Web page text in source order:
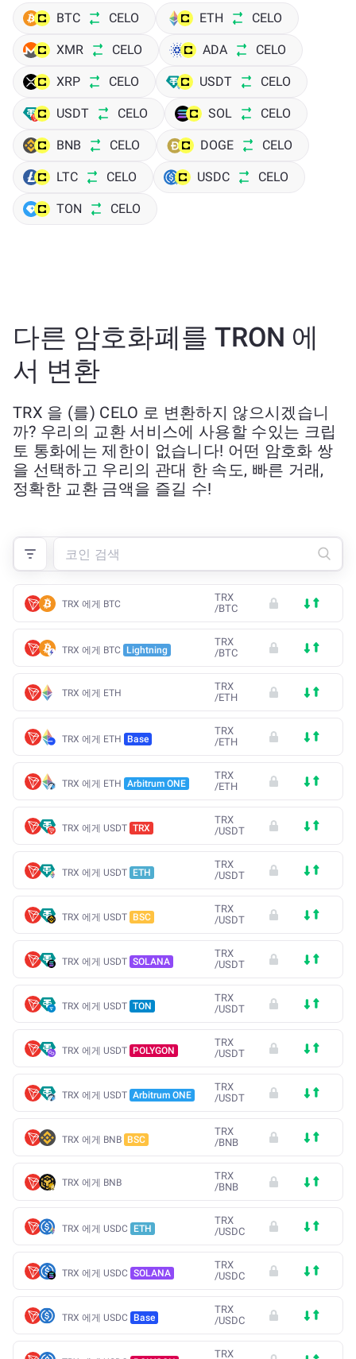
BTC CELO ETH CELO
XMR CELO ADA CELO
XRP CELO USDT CELO
USDT CELO SOL CELO
BNB CELO DOGE CELO
LTC CELO USDC CELO
TON CELO
다른 암호화폐를 TRON 에
서 변환
TRX 을 (를) CELO 로 변환하지 않으시겠습니
까? 우리의 교환 서비스에 사용할 수있는 크립
토 통화에는 제한이 없습니다! 어떤 암호화 쌍
을 선택하고 우리의 관대 한 속도, 빠른 거래,
정확한 교환 금액을 즐길 수!
TRX 에게 BTC
TRX
/BTC
TRX 에게 BTC Lightning
TRX
/BTC
TRX 에게 ETH
TRX
/ETH
TRX 에게 ETH Base
TRX
/ETH
TRX 에게 ETH Arbitrum ONE
TRX
/ETH
TRX 에게 USDT TRX
TRX
/USDT
TRX 에게 USDT ETH
TRX
/USDT
TRX 에게 USDT BSC
TRX
/USDT
TRX 에게 USDT SOLANA
TRX
/USDT
TRX 에게 USDT TON
TRX
/USDT
TRX 에게 USDT POLYGON
TRX
/USDT
TRX 에게 USDT Arbitrum ONE
TRX
/USDT
TRX 에게 BNB BSC
TRX
/BNB
TRX 에게 BNB
TRX
/BNB
TRX 에게 USDC ETH
TRX
/USDC
TRX 에게 USDC SOLANA
TRX
/USDC
TRX 에게 USDC Base
TRX
/USDC
TRX